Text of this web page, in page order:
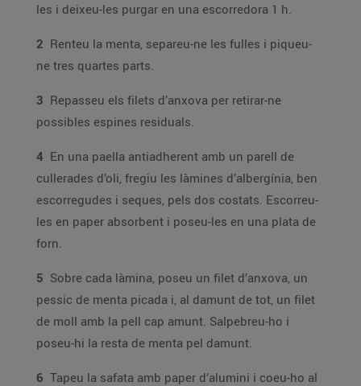
les i deixeu-les purgar en una escorredora 1 h.
2 Renteu la menta, separeu-ne les fulles i piqueu-
ne tres quartes parts.
3 Repasseu els filets d’anxova per retirar-ne
possibles espines residuals.
4 En una paella antiadherent amb un parell de
cullerades d’oli, fregiu les làmines d’albergínia, ben
escorregudes i seques, pels dos costats. Escorreu-
les en paper absorbent i poseu-les en una plata de
forn.
5 Sobre cada làmina, poseu un filet d’anxova, un
pessic de menta picada i, al damunt de tot, un filet
de moll amb la pell cap amunt. Salpebreu-ho i
poseu-hi la resta de menta pel damunt.
6 Tapeu la safata amb paper d’alumini i coeu-ho al